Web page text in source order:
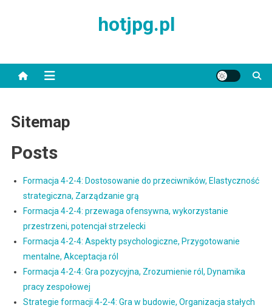
hotjpg.pl
Sitemap
Posts
Formacja 4-2-4: Dostosowanie do przeciwników, Elastyczność
strategiczna, Zarządzanie grą
Formacja 4-2-4: przewaga ofensywna, wykorzystanie
przestrzeni, potencjał strzelecki
Formacja 4-2-4: Aspekty psychologiczne, Przygotowanie
mentalne, Akceptacja ról
Formacja 4-2-4: Gra pozycyjna, Zrozumienie ról, Dynamika
pracy zespołowej
Strategie formacji 4-2-4: Gra w budowie, Organizacja stałych